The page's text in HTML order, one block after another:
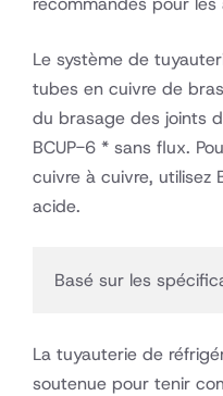
Le système de
tubes en cuivre de
du brasage des joints
BCUP-6 * sans flux.
cuivre à cuivre, utilisez
acide.
Basé sur les
La tuyauterie de
soutenue pour tenir